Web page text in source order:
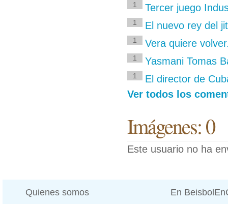
1 Tercer juego
1 El nuevo rey del jit
1 Vera quiere
1 Yasmani Tomas
1
El director de
Ver todos los
Imágenes: 0
Este usuario no ha
Quienes somos En